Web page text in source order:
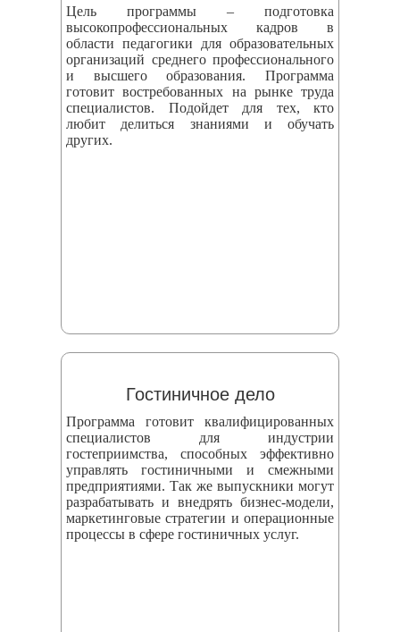
Цель программы – подготовка
высокопрофессиональных кадров в
области педагогики для образовательных
организаций среднего профессионального
и высшего образования. Программа
готовит востребованных на рынке труда
специалистов. Подойдет для тех, кто
любит делиться знаниями и обучать
других.
Гостиничное дело
Программа готовит квалифицированных
специалистов для индустрии
гостеприимства, способных эффективно
управлять гостиничными и смежными
предприятиями. Так же выпускники могут
разрабатывать и внедрять бизнес‑модели,
маркетинговые стратегии и операционные
процессы в сфере гостиничных услуг.